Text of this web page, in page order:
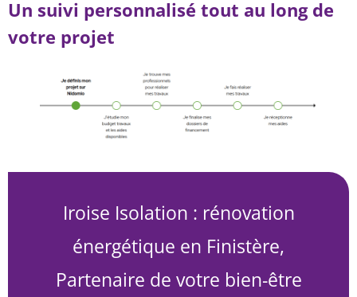
Un suivi personnalisé tout au long de
votre projet
Iroise Isolation : rénovation
énergétique en Finistère,
Partenaire de votre bien-être